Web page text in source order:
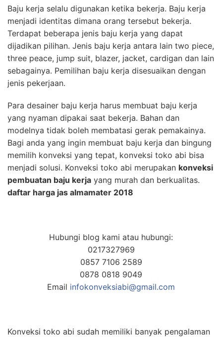
Baju kerja selalu digunakan ketika bekerja. Baju kerja
menjadi identitas dimana orang tersebut bekerja.
Terdapat beberapa jenis baju kerja yang dapat
dijadikan pilihan. Jenis baju kerja antara lain two piece,
three peace, jump suit, blazer, jacket, cardigan dan lain
sebagainya. Pemilihan baju kerja disesuaikan dengan
jenis pekerjaan.
Para desainer baju kerja harus membuat baju kerja
yang nyaman dipakai saat bekerja. Bahan dan
modelnya tidak boleh membatasi gerak pemakainya.
Bagi anda yang ingin membuat baju kerja dan bingung
memilih konveksi yang tepat, konveksi toko abi bisa
menjadi solusi. Konveksi toko abi merupakan konveksi
pembuatan baju kerja yang murah dan berkualitas.
daftar harga jas almamater 2018
Hubungi blog kami atau hubungi:
0217327969
0857 7106 2589
0878 0818 9049
Email infokonveksiabi@gmail.com
Konveksi toko abi sudah memiliki banyak pengalaman